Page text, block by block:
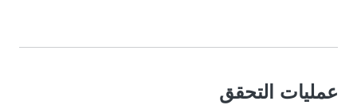
عمليات التحقق